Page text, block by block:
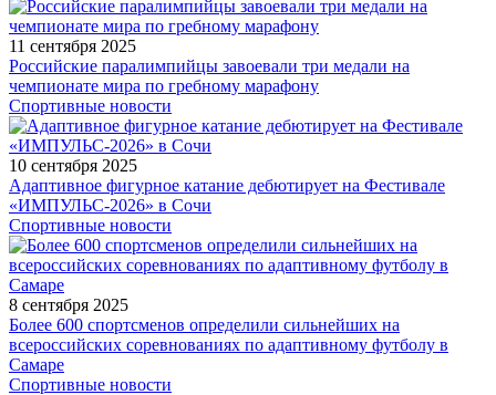
11 сентября 2025
Российские паралимпийцы завоевали три медали на
чемпионате мира по гребному марафону
Спортивные новости
10 сентября 2025
Адаптивное фигурное катание дебютирует на Фестивале
«ИМПУЛЬС-2026» в Сочи
Спортивные новости
8 сентября 2025
Более 600 спортсменов определили сильнейших на
всероссийских соревнованиях по адаптивному футболу в
Самаре
Спортивные новости